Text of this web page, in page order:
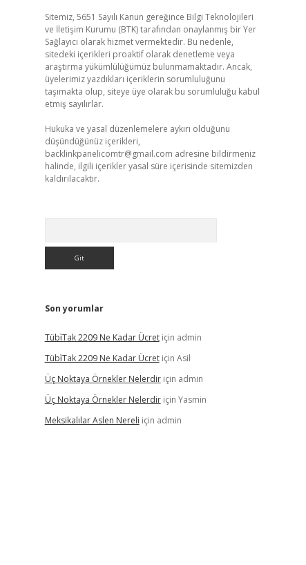
Sitemiz, 5651 Sayılı Kanun gereğince Bilgi Teknolojileri
ve İletişim Kurumu (BTK) tarafından onaylanmış bir Yer
Sağlayıcı olarak hizmet vermektedir. Bu nedenle,
sitedeki içerikleri proaktif olarak denetleme veya
araştırma yükümlülüğümüz bulunmamaktadır. Ancak,
üyelerimiz yazdıkları içeriklerin sorumluluğunu
taşımakta olup, siteye üye olarak bu sorumluluğu kabul
etmiş sayılırlar.
Hukuka ve yasal düzenlemelere aykırı olduğunu
düşündüğünüz içerikleri,
backlinkpanelicomtr@gmail.com adresine bildirmeniz
halinde, ilgili içerikler yasal süre içerisinde sitemizden
kaldırılacaktır.
Son yorumlar
Tübi̇Tak 2209 Ne Kadar Ücretiçin admin
Tübi̇Tak 2209 Ne Kadar Ücretiçin Asil
Üç Noktaya Örnekler Nelerdiriçin admin
Üç Noktaya Örnekler Nelerdiriçin Yasmin
Meksikalılar Aslen Nereli için admin